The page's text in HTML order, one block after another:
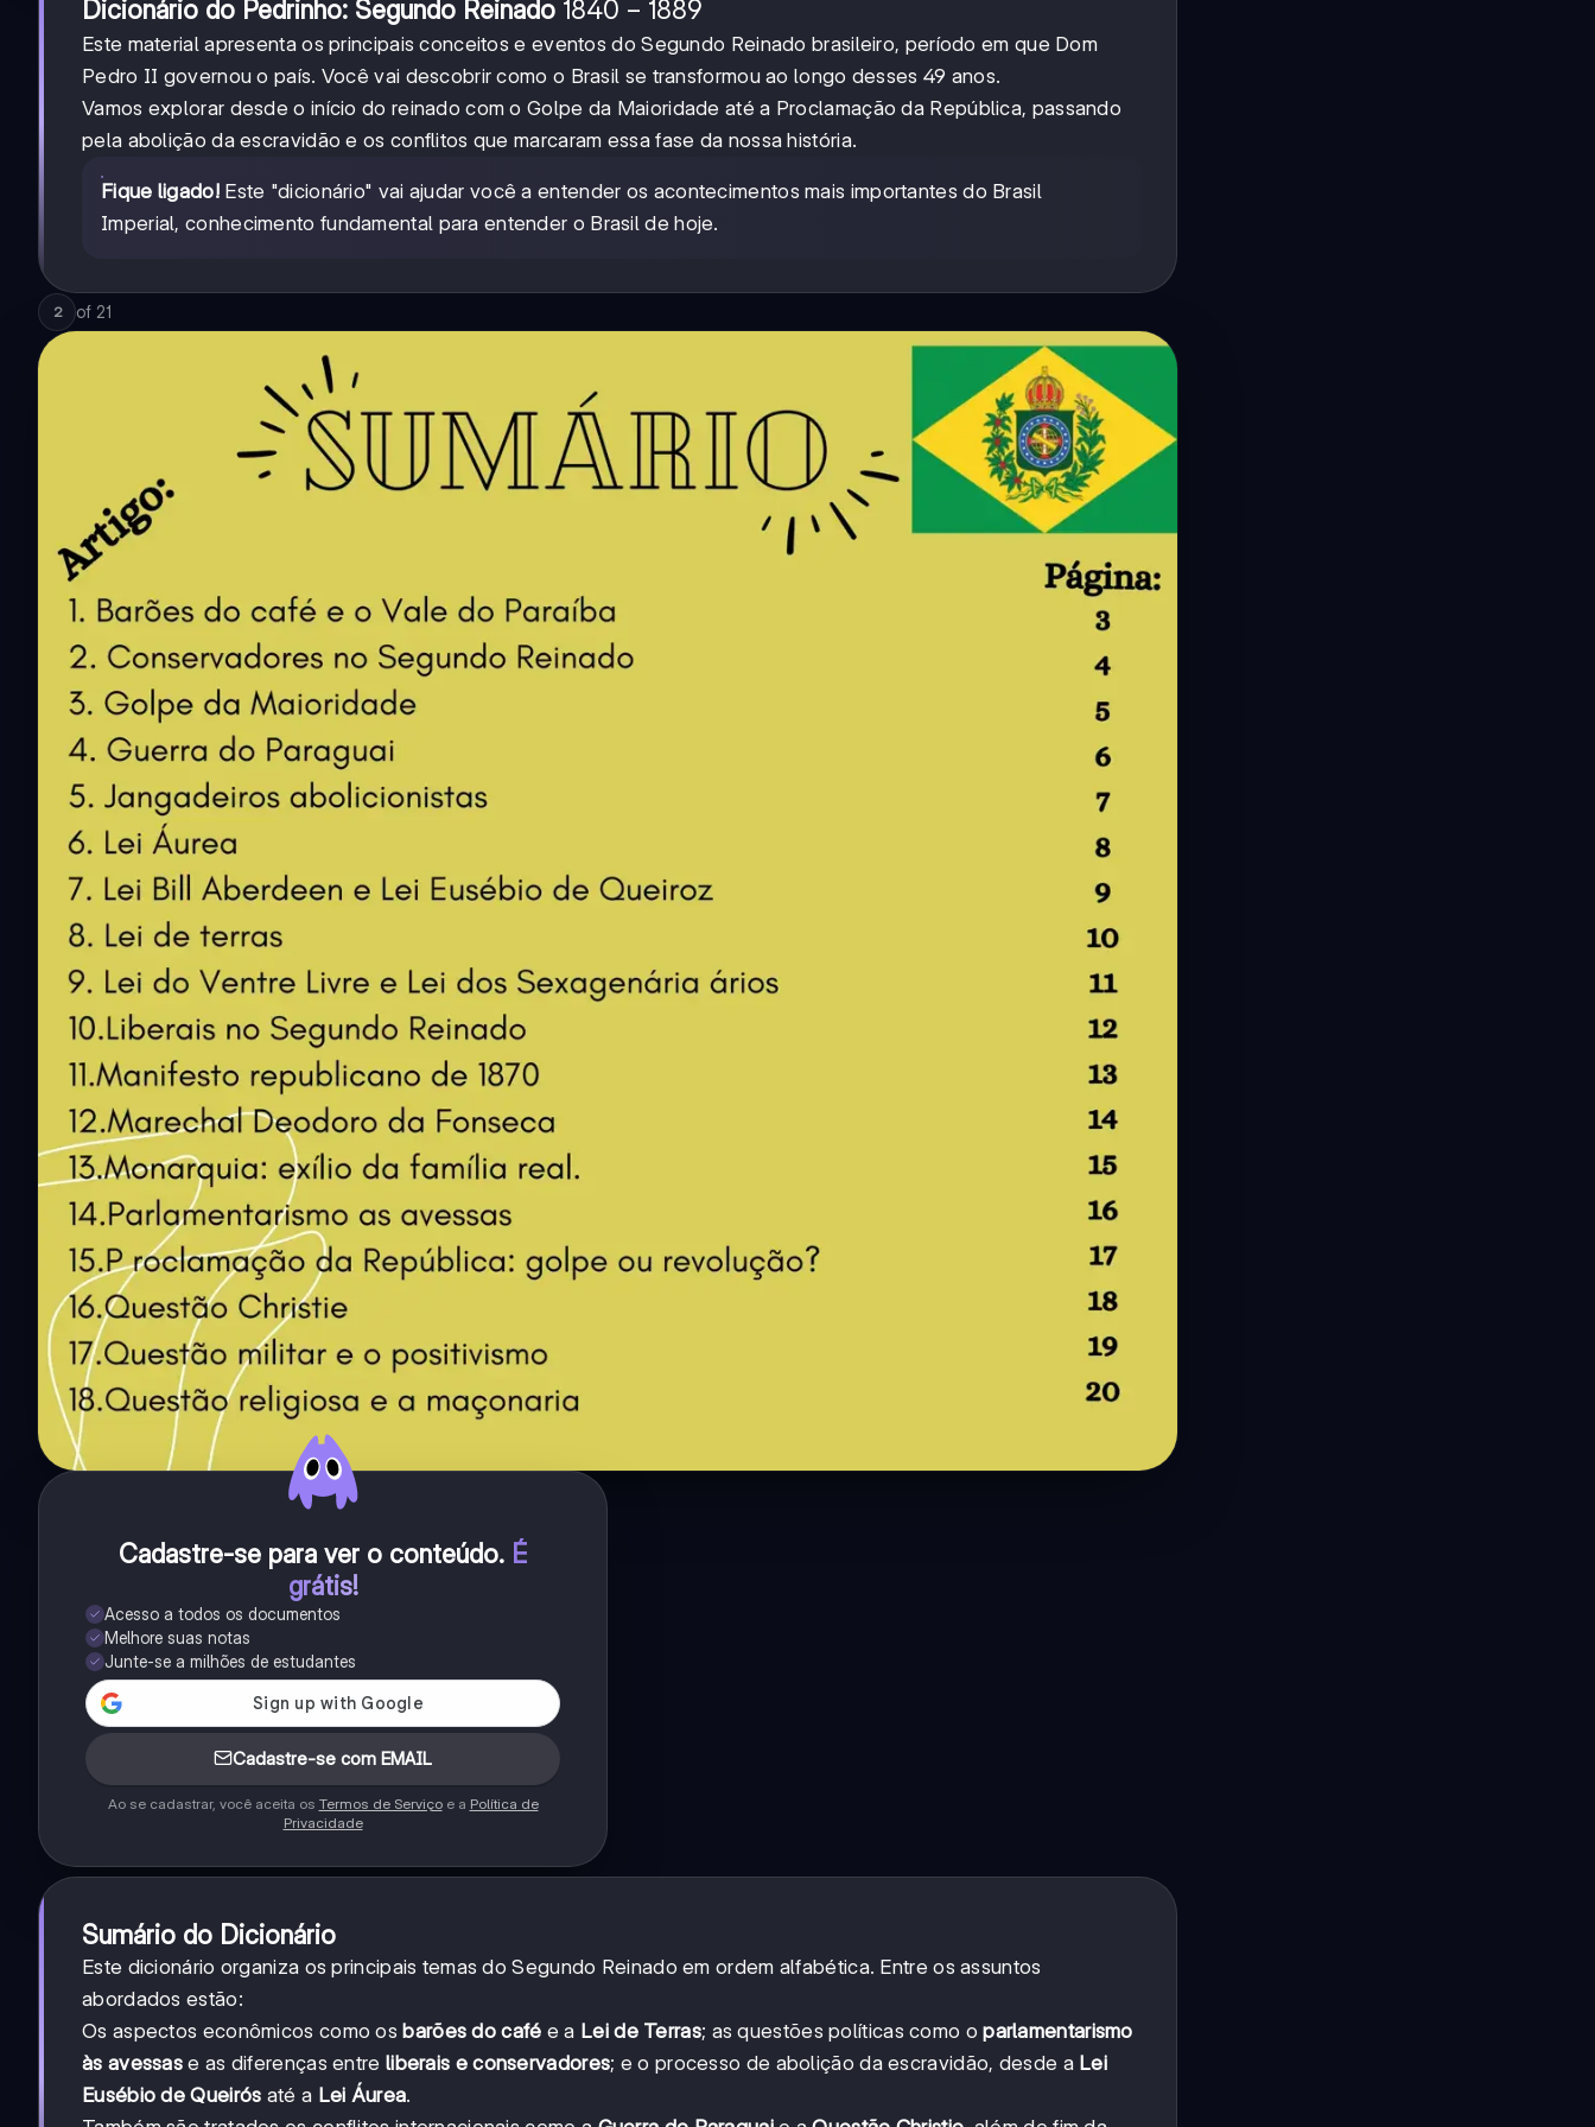
Dicionário do Pedrinho: Segundo Reinado 1840-
1889
1840 − 1889
Este material apresenta os principais conceitos e eventos do Segundo Reinado brasileiro, período em que Dom
Pedro II governou o país. Você vai descobrir como o Brasil se transformou ao longo desses 49 anos.
Vamos explorar desde o início do reinado com o Golpe da Maioridade até a Proclamação da República, passando
pela abolição da escravidão e os conflitos que marcaram essa fase da nossa história.
Fique ligado!Este "dicionário" vai ajudar você a entender os acontecimentos mais importantes do Brasil
Imperial, conhecimento fundamental para entender o Brasil de hoje.
2 of 21
Cadastre-se para ver o conteúdo. É
grátis!
Acesso a todos os documentos
Melhore suas notas
Junte-se a milhões de estudantes
Cadastre-se com EMAIL
Ao se cadastrar, você aceita os Termos de Serviçoe a Política de
Privacidade
Sumário do Dicionário
Este dicionário organiza os principais temas do Segundo Reinado em ordem alfabética. Entre os assuntos
abordados estão:
Os aspectos econômicos como os barões do café e a Lei de Terras; as questões políticas como oparlamentarismo
às avessas e as diferenças entre liberais e conservadores; e o processo de abolição da escravidão, desde a Lei
Eusébio de Queirós até a Lei Áurea.